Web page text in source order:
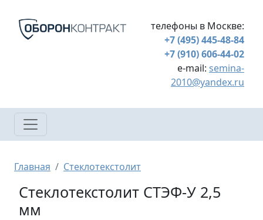
телефоны в Москве:
+7 (495) 445-48-84
+7 (910) 606-44-02
e-mail: semina-
2010@yandex.ru
Строка навигации
Главная Стеклотекстолит
Стеклотекстолит СТЭФ-У 2,5
мм